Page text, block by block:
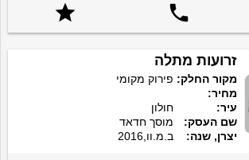


זרועות מתלה
מקור החלק: פירוק מקומי
מחיר:
עיר:
חולון
שם העסק:
מוסך חדאד
יצרן, שנה:
ב.מ.וו,2016